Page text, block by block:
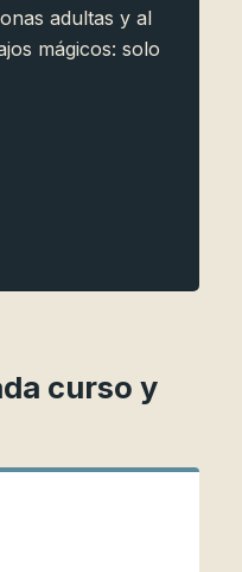
adultas y al
mágicos: solo
curso y